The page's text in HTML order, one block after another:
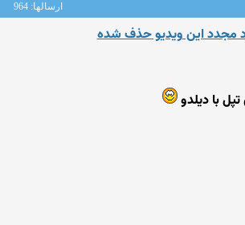
ارسالها: 964
مجدد این ویدیو حذف شده
با دیلدو